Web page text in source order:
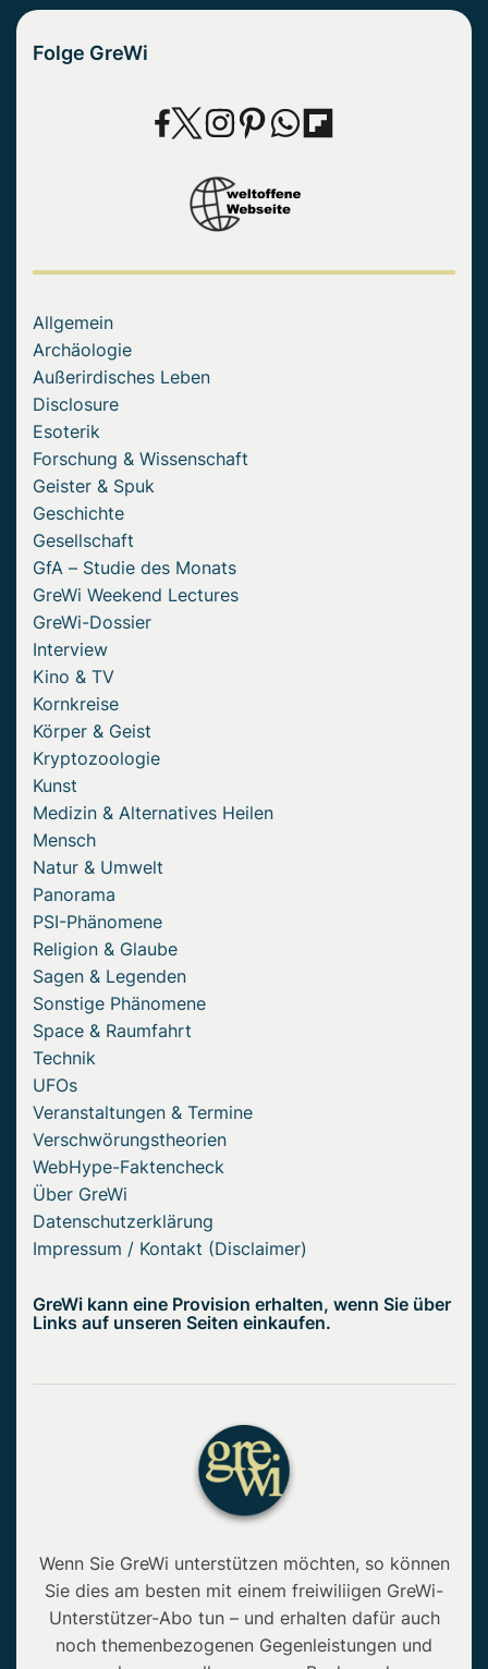
Folge GreWi
Allgemein
Archäologie
Außerirdisches Leben
Disclosure
Esoterik
Forschung & Wissenschaft
Geister & Spuk
Geschichte
Gesellschaft
GfA – Studie des Monats
GreWi Weekend Lectures
GreWi-Dossier
Interview
Kino & TV
Kornkreise
Körper & Geist
Kryptozoologie
Kunst
Medizin & Alternatives Heilen
Mensch
Natur & Umwelt
Panorama
PSI-Phänomene
Religion & Glaube
Sagen & Legenden
Sonstige Phänomene
Space & Raumfahrt
Technik
UFOs
Veranstaltungen & Termine
Verschwörungstheorien
WebHype-Faktencheck
Über GreWi
Datenschutzerklärung
Impressum / Kontakt (Disclaimer)
GreWi kann eine Provision erhalten, wenn Sie über
Links auf unseren Seiten einkaufen.
Wenn Sie GreWi unterstützen möchten, so können
Sie dies am besten mit einem freiwiliigen GreWi-
Unterstützer-Abo tun – und erhalten dafür auch
noch themenbezogenen Gegenleistungen und